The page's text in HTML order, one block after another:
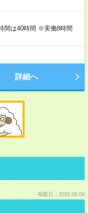
間は40時間 ※実働8時間
詳細へ
掲載日：2026.08.06